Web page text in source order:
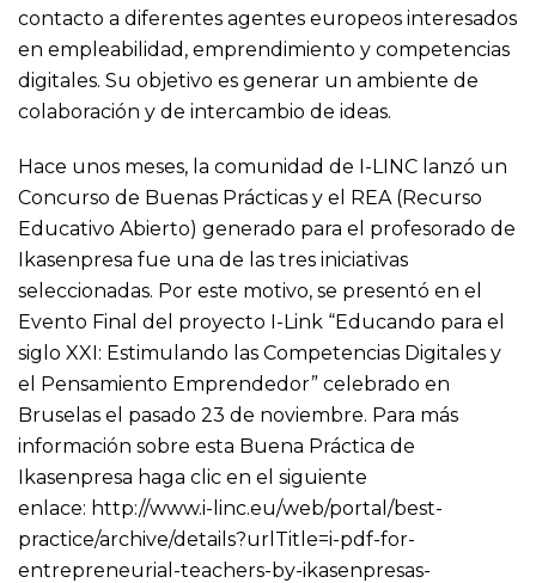
contacto a diferentes agentes europeos interesados
en empleabilidad, emprendimiento y competencias
digitales. Su objetivo es generar un ambiente de
colaboración y de intercambio de ideas.
Hace unos meses, la comunidad de I-LINC lanzó un
Concurso de Buenas Prácticas y el REA (Recurso
Educativo Abierto) generado para el profesorado de
Ikasenpresa fue una de las tres iniciativas
seleccionadas. Por este motivo, se presentó en el
Evento Final del proyecto I-Link “Educando para el
siglo XXI: Estimulando las Competencias Digitales y
el Pensamiento Emprendedor” celebrado en
Bruselas el pasado 23 de noviembre. Para más
información sobre esta Buena Práctica de
Ikasenpresa haga clic en el siguiente
enlace: http://www.i-linc.eu/web/portal/best-
practice/archive/details?urlTitle=i-pdf-for-
entrepreneurial-teachers-by-ikasenpresas-